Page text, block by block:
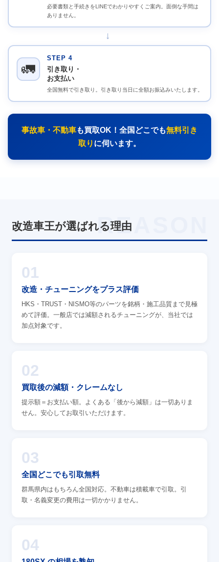
必要書類と手続きをLINEでわかりやすくご案内。面倒な手間は
ありません。
→
🚛
STEP 4
引き取り・
お支払い
全国無料で引き取り。引き取り当日に全額お振込みいたします。
事故車・不動車も買取OK！全国どこでも無料引き
取り に伺います。
REASON
改造車王が選ばれる理由
01
改造・チューニングをプラス評価
HKS・TRUST・NISMO等のパーツを銘柄・施工品質まで見極
めて評価。一般店では減額されるチューニングが、当社では
加点対象です。
02
買取後の減額・クレームなし
提示額＝お支払い額。よくある「後から減額」は一切ありま
せん。安心してお取引いただけます。
03
全国どこでも引取無料
群馬県内はもちろん全国対応。不動車は積載車で引取。引
取・名義変更の費用は一切かかりません。
04